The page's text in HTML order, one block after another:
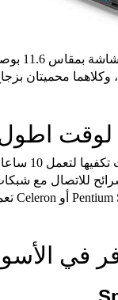
لوقت
وحصلت هذه
في